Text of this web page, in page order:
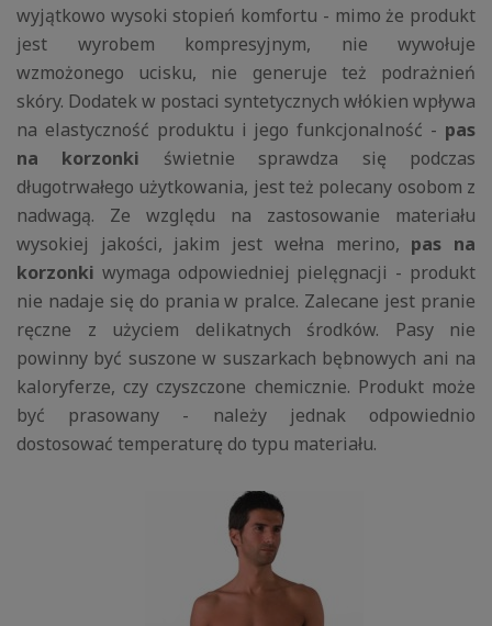
wyjątkowo wysoki stopień komfortu - mimo że produkt
jest wyrobem kompresyjnym, nie wywołuje
wzmożonego ucisku, nie generuje też podrażnień
skóry. Dodatek w postaci syntetycznych włókien wpływa
na elastyczność produktu i jego funkcjonalność - pas
na korzonki świetnie sprawdza się podczas
długotrwałego użytkowania, jest też polecany osobom z
nadwagą. Ze względu na zastosowanie materiału
wysokiej jakości, jakim jest wełna merino, pas na
korzonki wymaga odpowiedniej pielęgnacji - produkt
nie nadaje się do prania w pralce. Zalecane jest pranie
ręczne z użyciem delikatnych środków. Pasy nie
powinny być suszone w suszarkach bębnowych ani na
kaloryferze, czy czyszczone chemicznie. Produkt może
być prasowany - należy jednak odpowiednio
dostosować temperaturę do typu materiału.